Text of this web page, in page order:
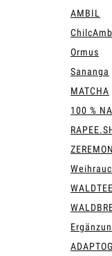
AMBIL
Ormus
Sananga
MATCHA
100 %